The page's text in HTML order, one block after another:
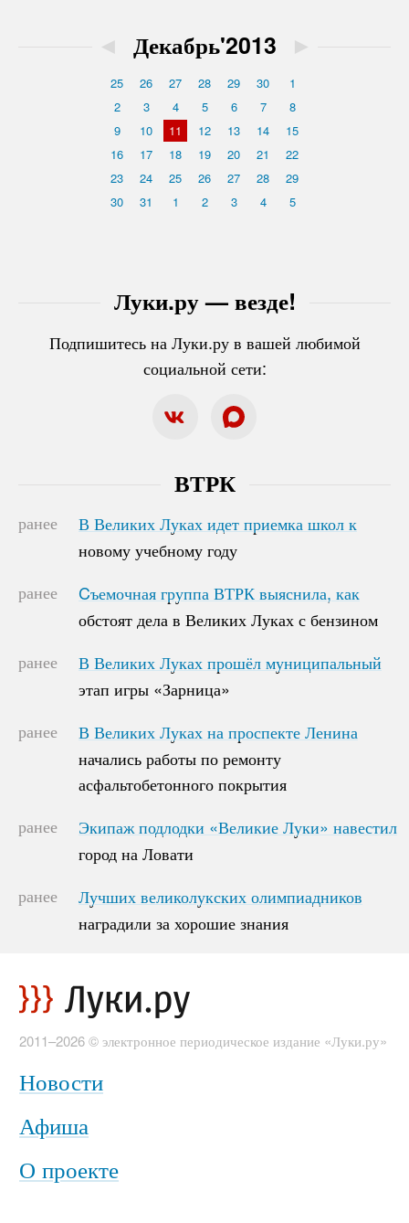
Луки.ру — везде!
Подпишитесь на Луки.ру в вашей любимой
социальной сети:
◄ Декабрь'2013 ►
25 26 27 28 29 30
1
2
3 4 5 6 7
8
9
10 11 12 13 14
15
16
17 18 19 20 21
22
23
24 25 26 27 28
29
30
31 1 2 3 4 5
ВТРК
ранее
В Великих Луках идет приемка школ к
новому учебному году
В Великих Луках идет приемка школ к
новому учебному году
ранее
Cъемочная группа ВТРК выяснила, как
обстоят дела в Великих Луках с бензином
Cъемочная группа ВТРК выяснила, как
обстоят дела в Великих Луках с бензином
ранее
В Великих Луках прошёл муниципальный
этап игры «Зарница»
В Великих Луках прошёл муниципальный
этап игры «Зарница»
ранее
В Великих Луках на проспекте Ленина
начались работы по ремонту
асфальтобетонного покрытия
В Великих Луках на проспекте Ленина
начались работы по ремонту
асфальтобетонного покрытия
ранее
Экипаж подлодки «Великие Луки» навестил
город на Ловати
Экипаж подлодки «Великие Луки» навестил
город на Ловати
ранее
Лучших великолукских олимпиадников
наградили за хорошие знания
Лучших великолукских олимпиадников
наградили за хорошие знания
2011–2026 © электронное периодическое издание «Луки.ру»
Новости
Афиша
О проекте